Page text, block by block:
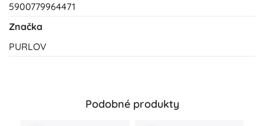
5900779964471
Značka
PURLOV
Podobné produkty